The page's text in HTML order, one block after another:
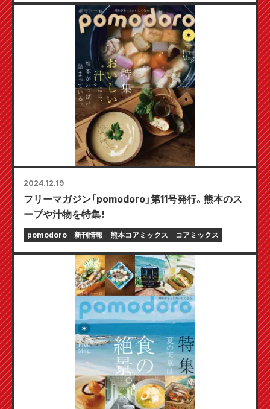
2024.12.19
フリーマガジン「pomodoro」第11号発行。熊本のス
ープや汁物を特集！
pomodoro 新刊情報 熊本コアミックス コアミックス